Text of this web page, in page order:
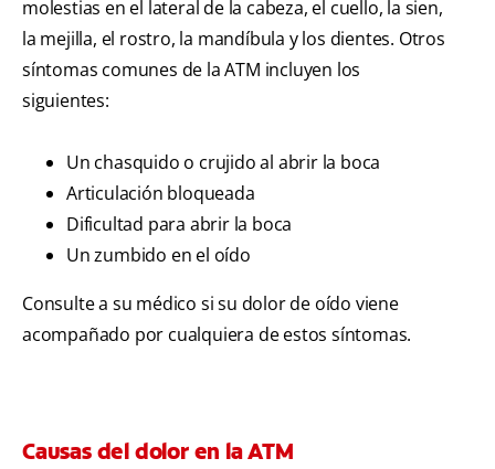
molestias en el lateral de la cabeza, el cuello, la sien,
la mejilla, el rostro, la mandíbula y los dientes. Otros
síntomas comunes de la ATM incluyen los
siguientes:
Un chasquido o crujido al abrir la boca
Articulación bloqueada
Dificultad para abrir la boca
Un zumbido en el oído
Consulte a su médico si su dolor de oído viene
acompañado por cualquiera de estos síntomas.
Causas del dolor en la ATM